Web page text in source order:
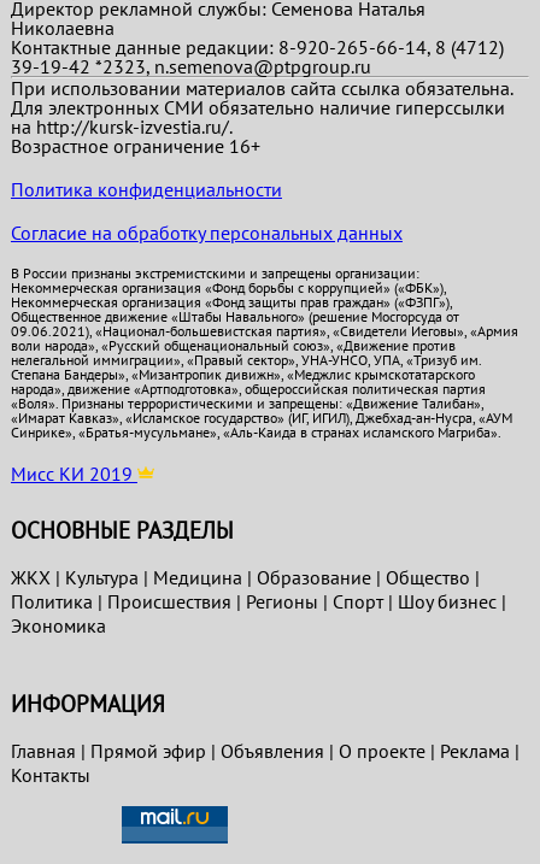
Директор рекламной службы: Семенова Наталья
Николаевна
Контактные данные редакции: 8-920-265-66-14, 8 (4712)
39-19-42 *2323, n.semenova@ptpgroup.ru
При использовании материалов сайта ссылка обязательна.
Для электронных СМИ обязательно наличие гиперссылки
на http://kursk-izvestia.ru/.
Возрастное ограничение 16+
Политика конфиденциальности
Согласие на обработку персональных данных
В России признаны экстремистскими и запрещены организации:
Некоммерческая организация «Фонд борьбы с коррупцией» («ФБК»),
Некоммерческая организация «Фонд защиты прав граждан» («ФЗПГ»),
Общественное движение «Штабы Навального» (решение Мосгорсуда от
09.06.2021), «Национал-большевистская партия», «Свидетели Иеговы», «Армия
воли народа», «Русский общенациональный союз», «Движение против
нелегальной иммиграции», «Правый сектор», УНА-УНСО, УПА, «Тризуб им.
Степана Бандеры», «Мизантропик дивижн», «Меджлис крымскотатарского
народа», движение «Артподготовка», общероссийская политическая партия
«Воля». Признаны террористическими и запрещены: «Движение Талибан»,
«Имарат Кавказ», «Исламское государство» (ИГ, ИГИЛ), Джебхад-ан-Нусра, «АУМ
Синрике», «Братья-мусульмане», «Аль-Каида в странах исламского Магриба».
Мисс КИ 2019
ОСНОВНЫЕ РАЗДЕЛЫ
ЖКХ | Культура | Медицина | Образование| Общество |
Политика | Проиcшествия | Регионы | Спорт| Шоу бизнес|
Экономика
ИНФОРМАЦИЯ
Главная | Прямой эфир | Объявления | О проекте| Реклама |
Контакты